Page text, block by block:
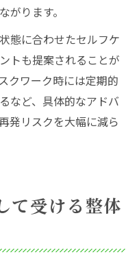
がります。
態に合わせたセルフケ
トも提案されることが
クワーク時には定期的
など、具体的なアドバ
発リスクを大幅に減ら
て受ける整体